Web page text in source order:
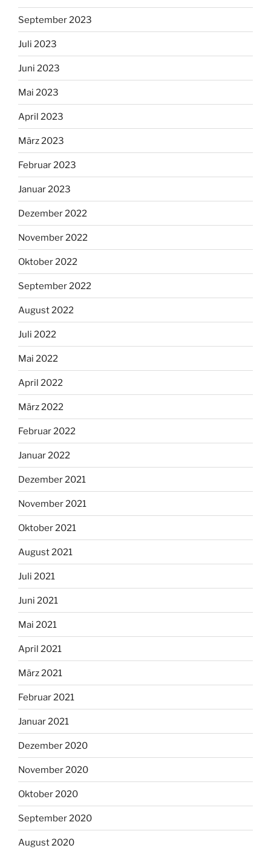
September 2023
Juli 2023
Juni 2023
Mai 2023
April 2023
März 2023
Februar 2023
Januar 2023
Dezember 2022
November 2022
Oktober 2022
September 2022
August 2022
Juli 2022
Mai 2022
April 2022
März 2022
Februar 2022
Januar 2022
Dezember 2021
November 2021
Oktober 2021
August 2021
Juli 2021
Juni 2021
Mai 2021
April 2021
März 2021
Februar 2021
Januar 2021
Dezember 2020
November 2020
Oktober 2020
September 2020
August 2020